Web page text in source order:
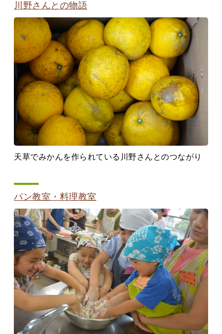
川野さんとの物語
天草でみかんを作られている川野さんとのつながり
パン教室・料理教室